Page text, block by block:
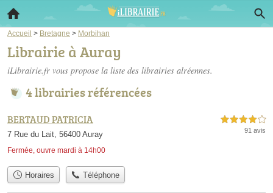
Accueil > Bretagne > Morbihan
Librairie à Auray
iLibrairie.fr vous propose la liste des librairies alréennes.
4 librairies référencées
BERTAUD PATRICIA
7 Rue du Lait, 56400 Auray
Fermée, ouvre mardi à 14h00
4,0 étoiles sur 5
91 avis
Horaires Téléphone